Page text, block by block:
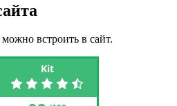
встроить в сайт.
Kit